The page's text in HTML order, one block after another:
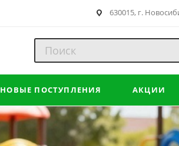
630015, г.
НОВЫЕ ПОСТУПЛЕНИЯ АКЦИИ